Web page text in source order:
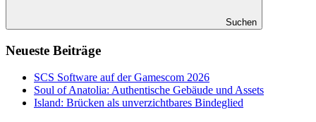
Suchen
Neueste Beiträge
SCS Software auf der Gamescom 2026
Soul of Anatolia: Authentische Gebäude und Assets
Island: Brücken als unverzichtbares Bindeglied